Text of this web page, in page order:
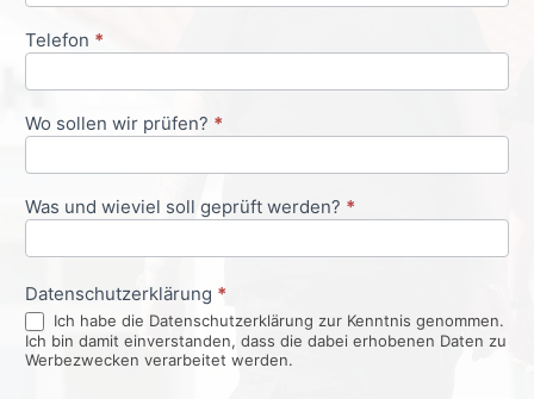
Telefon *
Wo sollen wir prüfen? *
Was und wieviel soll geprüft werden? *
Datenschutzerklärung *
Ich habe die Datenschutzerklärung zur Kenntnis genommen.
Ich bin damit einverstanden, dass die dabei erhobenen Daten zu
Werbezwecken verarbeitet werden.